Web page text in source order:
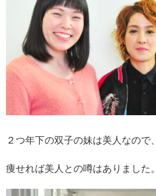
２つ年下の双子の妹は美人なので、
痩せれば美人との噂はありました。